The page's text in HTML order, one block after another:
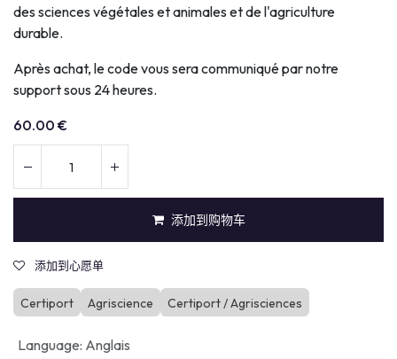
des sciences végétales et animales et de l'agriculture
durable.
Après achat, le code vous sera communiqué par notre
support sous 24 heures.
60.00 €
添加到购物车
添加到心愿单
Certiport Agriscience Certiport / Agrisciences
Language: Anglais